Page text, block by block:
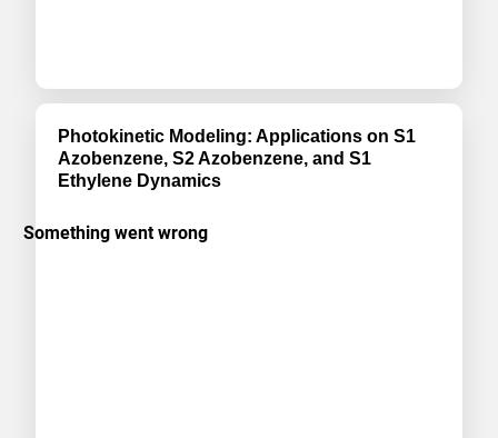
Photokinetic Modeling: Applications on S1
Azobenzene, S2 Azobenzene, and S1
Ethylene Dynamics